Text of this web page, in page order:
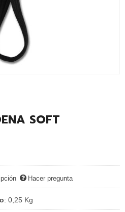
SOFT
Hacer pregunta
: 0,25 Kg